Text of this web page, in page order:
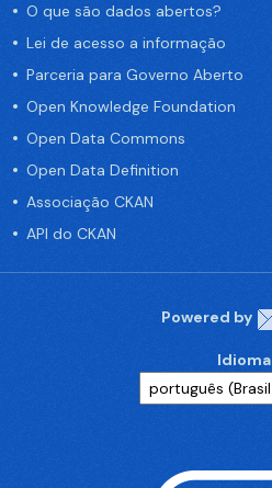
O que são dados abertos?
Lei de acesso a informação
Parceria para Governo Aberto
Open Knowledge Foundation
Open Data Commons
Open Data Definition
Associação CKAN
API do CKAN
Powered by
Idioma